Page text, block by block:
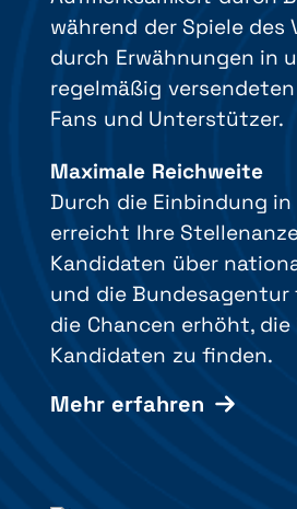
während der Spiele des
durch Erwähnungen in
regelmäßig
Fans und Unterstützer.
Maximale Reichweite
Durch die Einbindung
erreicht Ihre
Kandidaten über
und die Bundesagentur
die Chancen erhöht, die
Kandidaten zu finden.
Mehr erfahren